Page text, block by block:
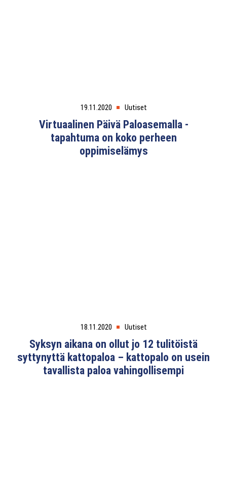
19.11.2020 Uutiset
Virtuaalinen Päivä Paloasemalla -
tapahtuma on koko perheen
oppimiselämys
18.11.2020 Uutiset
Syksyn aikana on ollut jo 12 tulitöistä
syttynyttä kattopaloa – kattopalo on usein
tavallista paloa vahingollisempi